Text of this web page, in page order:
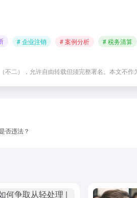
# 企业注销 # 案例分析 # 税务清算
不二），允许自由转载但须完整署名。本文不
否违法？